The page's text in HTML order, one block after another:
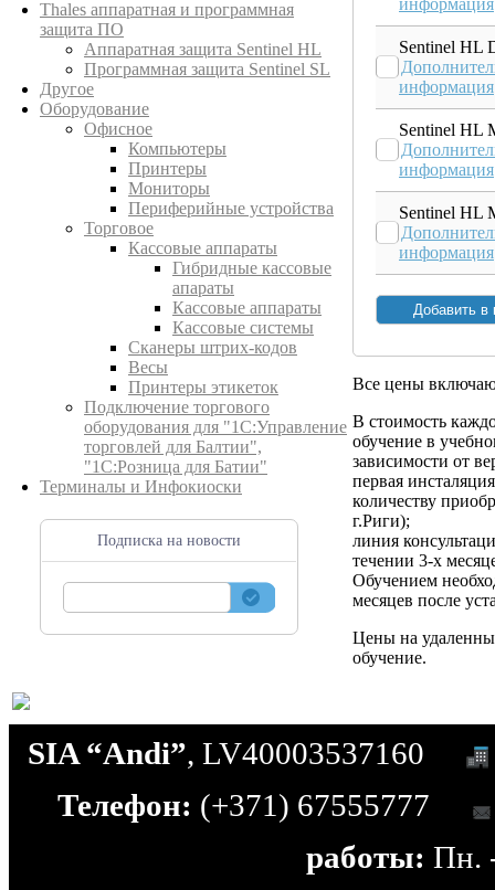
Thales аппаратная и программная
защита ПО
Аппаратная защита Sentinel HL
Программная защита Sentinel SL
Другое
Оборудование
Офисное
Компьютеры
Принтеры
Мониторы
Периферийные устройства
Торговое
Кассовые аппараты
Гибридные кассовые
апараты
Кассовые аппараты
Кассовые системы
Сканеры штрих-кодов
Весы
Принтеры этикеток
Подключение торгового
оборудования для "1С:Управление
торговлей для Балтии",
"1С:Розница для Батии"
Терминалы и Инфокиоски
Подписка на новости
Sentinel HL
информация
Sentinel HL
информация
Sentinel HL
информация
Все цены
В стоимость
обучение в
зависимости от
первая
количеству
г.Риги);
линия
течении 3-х
Обучением
месяцев после
Цены на
обучение.
SIA “Andi”, LV40003537160
Телефон: (+371) 67555777
работы: Пн.